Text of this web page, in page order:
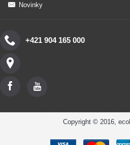
Novinky
+421 904 165 000
Copyright © 2016,